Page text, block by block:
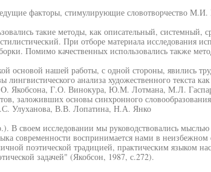
факторы, стимулирующие словотворчество М.И.
такие методы, как описательный, системный,
При отборе материала исследования
Помимо качественных использовались также
основой нашей работы, с одной стороны, явились
лингвистического анализа художественного текста
Якобсона, Г.О. Винокура, Ю.М. Лотмана, М.Л.
заложивших основы синхронного
Улуханова, В.В. Лопатина, Н.А. Янко
В своем исследовании мы руководствовались
современности воспринимается нами в неизбежном
поэтической традицией, практическим языком
задачей" (Якобсон, 1987, с.272).